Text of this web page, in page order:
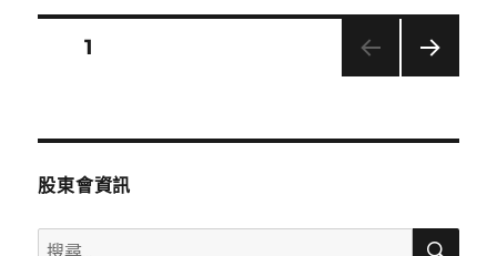
蘇
分
頁次1
股東會資訊
搜
搜